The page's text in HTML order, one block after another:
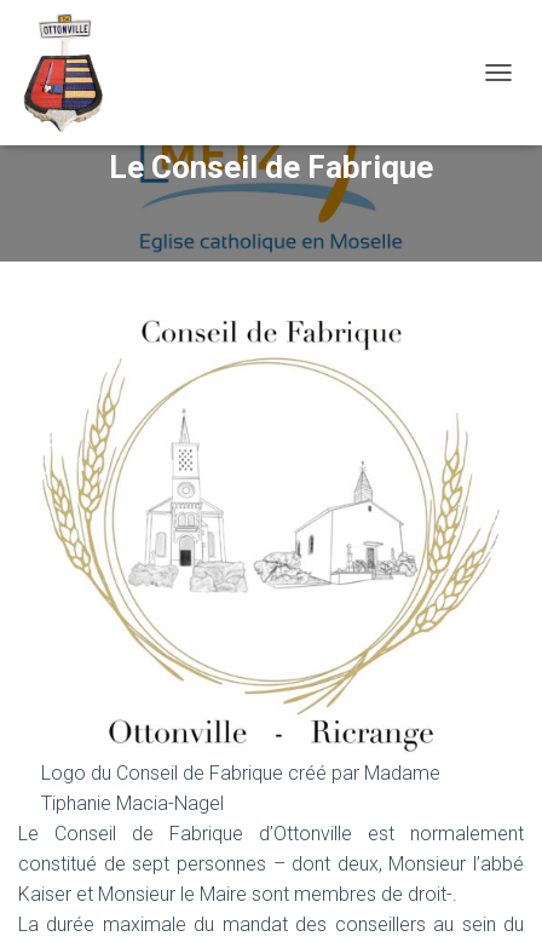
Le Conseil de Fabrique
Logo du Conseil de Fabrique créé par Madame
Tiphanie Macia-Nagel
Le Conseil de Fabrique d’Ottonville est normalement
constitué de sept personnes – dont deux, Monsieur l’abbé
Kaiser et Monsieur le Maire sont membres de droit-.
La durée maximale du mandat des conseillers au sein du